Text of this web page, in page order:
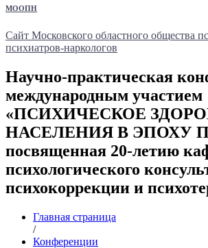
МООПН
Сайт Московского областного общества
психиатров-наркологов
Научно-практическая
международным участием
«ПСИХИЧЕСКОЕ
НАСЕЛЕНИЯ В ЭПОХУ
посвященная 20-летию
психологического
психокоррекции и
Главная страница
/
Конференции